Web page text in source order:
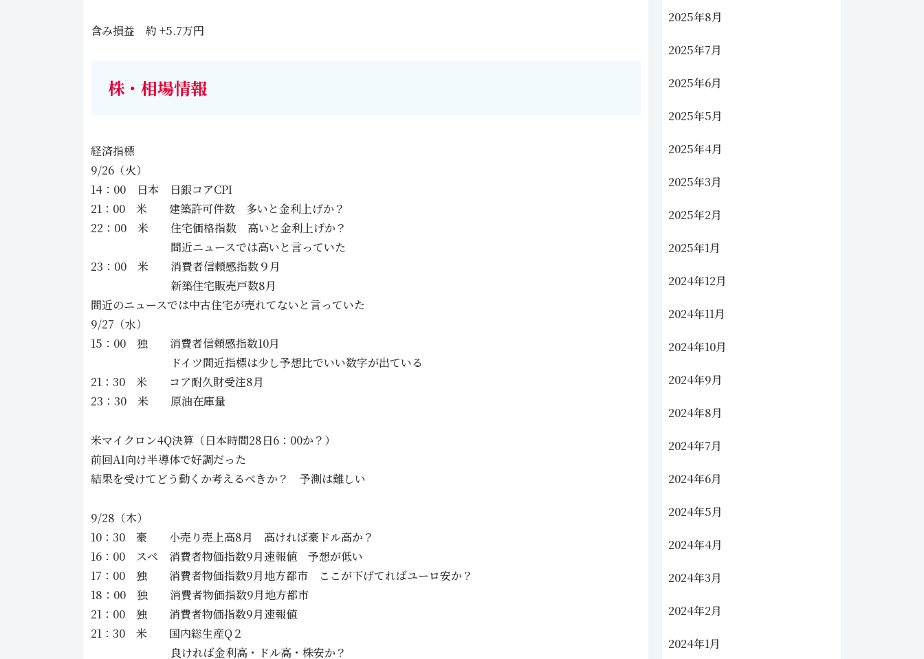
含み損益 約 +5.7万円
株・相場情報
経済指標
9/26（火）
14：00 日本 日銀コアCPI
21：00 米 建築許可件数 多いと金利上げか？
22：00 米 住宅価格指数 高いと金利上げか？
間近ニュースでは高いと言っていた
23：00 米 消費者信頼感指数９月
新築住宅販売戸数8月
間近のニュースでは中古住宅が売れてないと言っていた
9/27（水）
15：00 独 消費者信頼感指数10月
ドイツ間近指標は少し予想比でいい数字が出ている
21：30 米 コア耐久財受注8月
23：30 米 原油在庫量
米マイクロン4Q決算（日本時間28日6：00か？）
前回AI向け半導体で好調だった
結果を受けてどう動くか考えるべきか？ 予測は難しい
9/28（木）
10：30 豪 小売り売上高8月 高ければ豪ドル高か？
16：00 スペ 消費者物価指数9月速報値 予想が低い
17：00 独 消費者物価指数9月地方都市 ここが下げてればユーロ安か？
18：00 独 消費者物価指数9月地方都市
21：00 独 消費者物価指数9月速報値
21：30 米 国内総生産Q２
良ければ金利高・ドル高・株安か？
2025年8月
2025年7月
2025年6月
2025年5月
2025年4月
2025年3月
2025年2月
2025年1月
2024年12月
2024年11月
2024年10月
2024年9月
2024年8月
2024年7月
2024年6月
2024年5月
2024年4月
2024年3月
2024年2月
2024年1月